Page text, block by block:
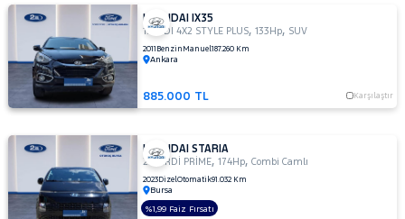
HYUNDAI IX35
1.6 GDI 4X2 STYLE PLUS,133Hp, SUV
2011 Benzin Manuel187.260 Km
Ankara
885.000 TL Karşılaştır
HYUNDAI STARIA
2.2 CRDİ PRİME,174Hp,Combi Camlı
2023DizelOtomatik91.032 Km
Bursa
%1,99 Faiz Fırsatı